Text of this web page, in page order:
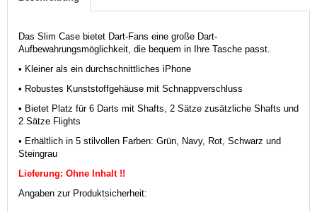
Das Slim Case bietet Dart-Fans eine große Dart-
Aufbewahrungsmöglichkeit, die bequem in Ihre Tasche passt.
• Kleiner als ein durchschnittliches iPhone
• Robustes Kunststoffgehäuse mit Schnappverschluss
• Bietet Platz für 6 Darts mit Shafts, 2 Sätze zusätzliche Shafts und
2 Sätze Flights
• Erhältlich in 5 stilvollen Farben: Grün, Navy, Rot, Schwarz und
Steingrau
Lieferung: Ohne Inhalt !!
Angaben zur Produktsicherheit: